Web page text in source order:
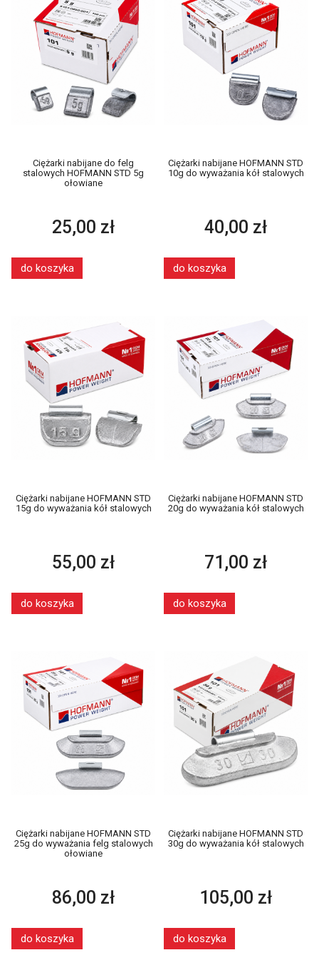
Ciężarki nabijane do felg
stalowych HOFMANN STD 5g
ołowiane
25,00 zł
do koszyka
Ciężarki nabijane HOFMANN STD
10g do wyważania kół stalowych
40,00 zł
do koszyka
Ciężarki nabijane HOFMANN STD
15g do wyważania kół stalowych
55,00 zł
do koszyka
Ciężarki nabijane HOFMANN STD
20g do wyważania kół stalowych
71,00 zł
do koszyka
Ciężarki nabijane HOFMANN STD
25g do wyważania felg stalowych
ołowiane
86,00 zł
do koszyka
Ciężarki nabijane HOFMANN STD
30g do wyważania kół stalowych
105,00 zł
do koszyka